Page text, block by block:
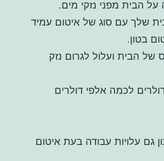
על הבית מפני נזקי מים.
שלך עם סוג של איטום עמיד
בטון.
של הבית ועלול לגרום נזק
לכמה אלפי דולרים
גם עלויות עבודה בעת איטום